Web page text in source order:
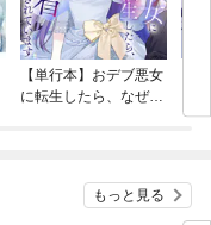
【単行本】おデブ悪女
に転生したら、なぜか
もっと見る